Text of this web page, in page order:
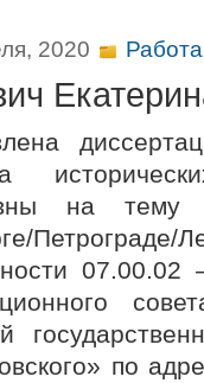
2020
на тему
07.00.02
по